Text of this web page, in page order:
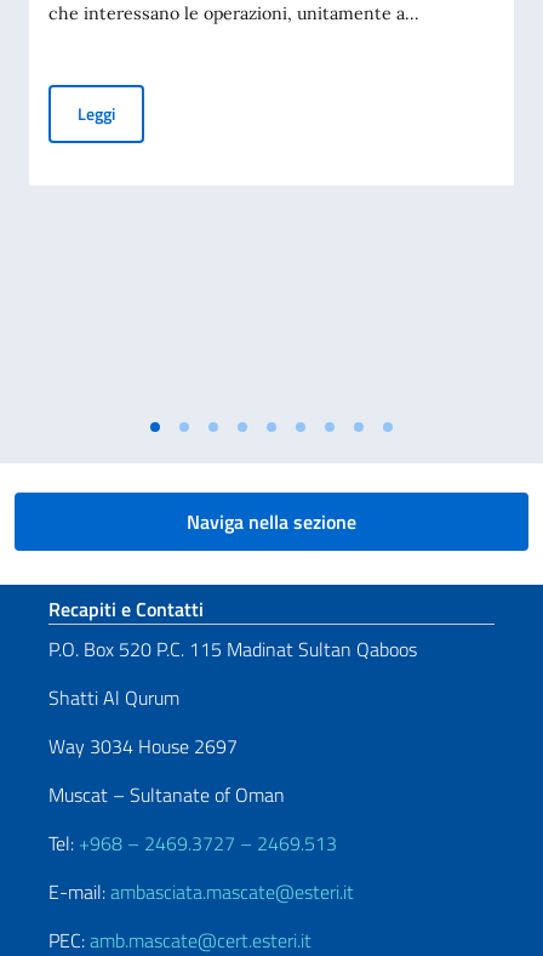
che interessano le operazioni, unitamente a...
LeggiAVVISO OMAN AIR SU POSSIBILI CAMBI DI ORARIO VOLI,
Naviga nella sezione
Sezione footer
Recapiti e Contatti
P.O. Box 520 P.C. 115 Madinat Sultan Qaboos
Shatti Al Qurum
Way 3034 House 2697
Muscat – Sultanate of Oman
Tel: +968 – 2469.3727 – 2469.513
E-mail:ambasciata.mascate@esteri.it
PEC:amb.mascate@cert.esteri.it